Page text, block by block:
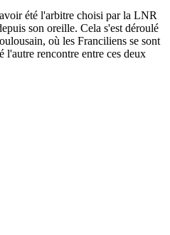
été l'arbitre choisi par la LNR
son oreille. Cela s'est déroulé
où les Franciliens se sont
rencontre entre ces deux